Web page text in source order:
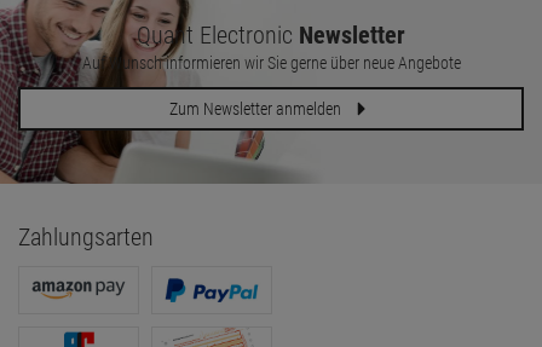
Quant Electronic Newsletter
Auf Wunsch informieren wir Sie gerne über neue Angebote
Zum Newsletter anmelden
Zahlungsarten